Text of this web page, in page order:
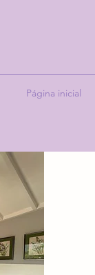
Página inicial